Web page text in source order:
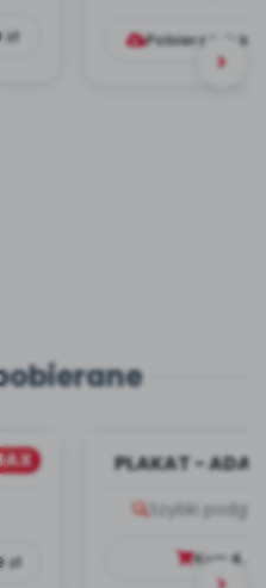
zł Pobierz lub
zł
PLAKAT -
Szybki
Kup